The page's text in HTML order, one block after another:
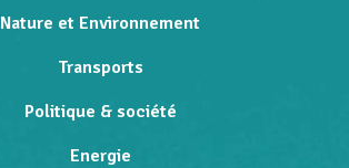
Nature et Environnement
Transports
Politique & société
Energie